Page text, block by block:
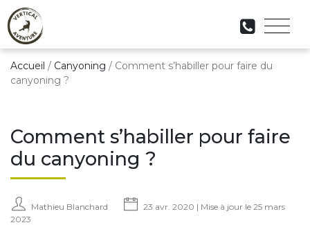
Accueil / Canyoning / Comment s’habiller pour faire du
canyoning ?
Comment s’habiller pour faire
du canyoning ?
Mathieu Blanchard
23 avr. 2020 | Mise à jour le 25 mars
2023